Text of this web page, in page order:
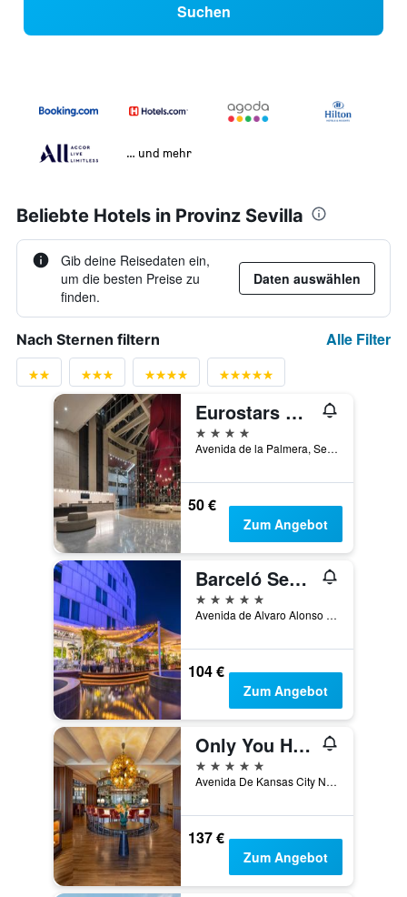
Suchen
… und mehr
Beliebte Hotels in Provinz Sevilla
Gib deine Reisedaten ein,
um die besten Preise zu
finden.
Daten auswählen
Nach Sternen filtern Alle Filter
Eurostars Al-Ándalus Palace
4 Sterne
Avenida de la Palmera, Sevilla, Andalusien, Spanien
50 €
Zum Angebot
Barceló Sevilla Renacimiento
5 Sterne
Avenida de Alvaro Alonso Barba, Sevilla, Andalusien, Spanien
104 €
Zum Angebot
Only You Hotel Sevilla
5 Sterne
Avenida De Kansas City No.7, Sevilla, Andalusien, Spanien
137 €
Zum Angebot